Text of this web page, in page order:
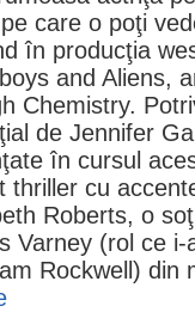
care o poţi
în producţia
and Aliens,
Chemistry.
de Jennifer
în cursul
thriller cu
Roberts, o
Varney (rol ce
Rockwell ) din